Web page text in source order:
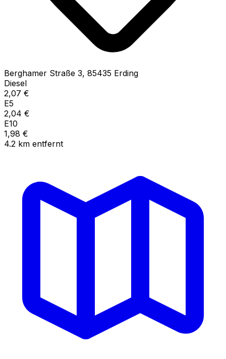
Berghamer Straße 3, 85435 Erding
Diesel
2,07 €
E5
2,04 €
E10
1,98 €
4.2 km entfernt